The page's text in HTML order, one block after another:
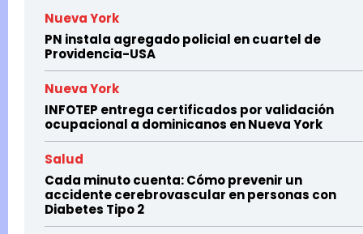
Nueva York
PN instala agregado policial en cuartel de
Providencia-USA
Nueva York
INFOTEP entrega certificados por validación
ocupacional a dominicanos en Nueva York
Salud
Cada minuto cuenta: Cómo prevenir un
accidente cerebrovascular en personas con
Diabetes Tipo 2